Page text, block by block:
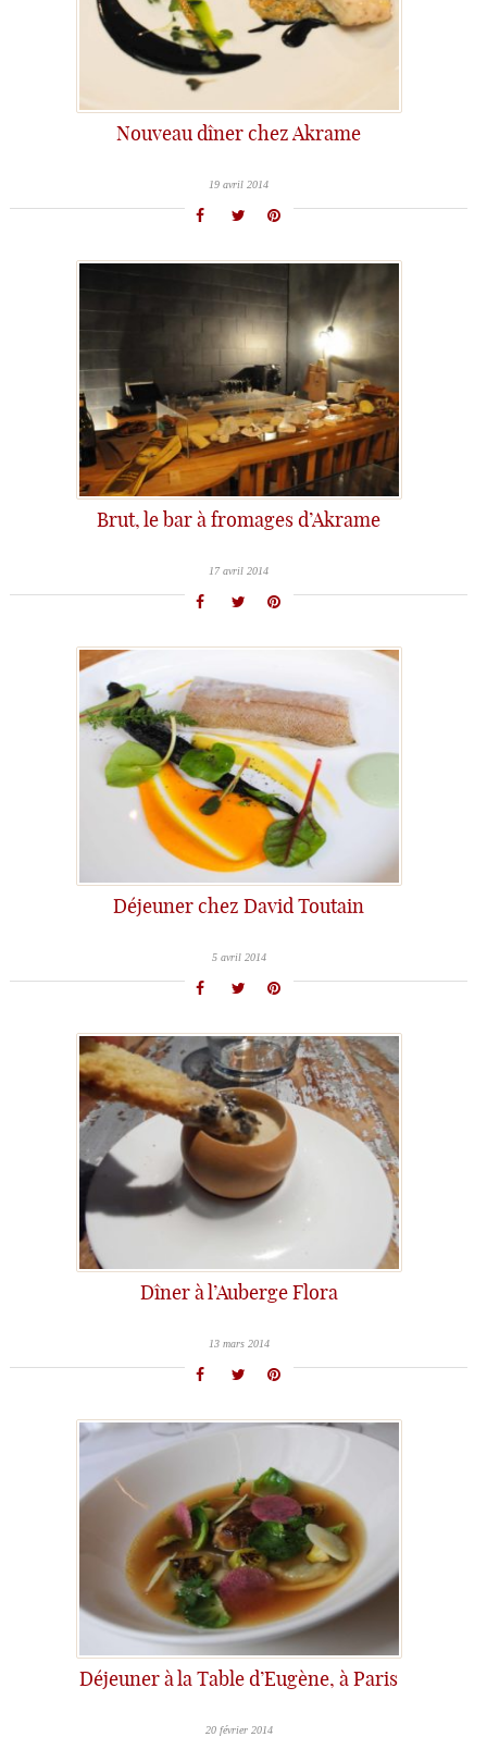
Nouveau dîner chez Akrame
19 avril 2014
Brut, le bar à fromages d’Akrame
17 avril 2014
Déjeuner chez David Toutain
5 avril 2014
Dîner à l’Auberge Flora
13 mars 2014
Déjeuner à la Table d’Eugène, à Paris
20 février 2014